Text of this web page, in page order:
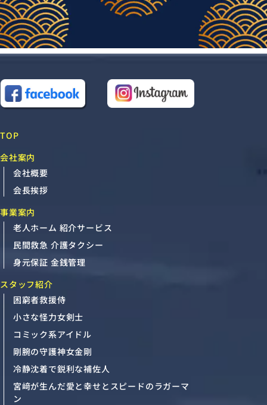
TOP
会社案内
会社概要
会長挨拶
事業案内
老人ホーム 紹介サービス
民間救急 介護タクシー
身元保証 金銭管理
スタッフ紹介
困窮者救援侍
小さな怪力女剣士
コミック系アイドル
剛腕の守護神女金剛
冷静沈着で鋭利な補佐人
宮﨑が生んだ愛と幸せとスピードのラガーマ
ン